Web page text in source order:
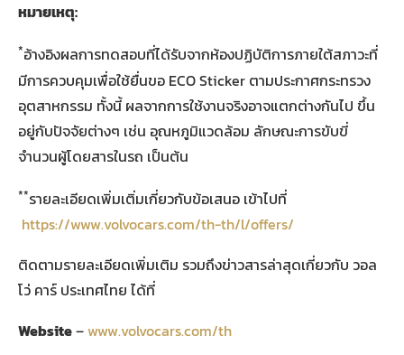
หมายเหตุ:
*อ้างอิงผลการทดสอบที่ได้รับจากห้องปฏิบัติการภายใต้สภาวะที่
มีการควบคุมเพื่อใช้ยื่นขอ ECO Sticker ตามประกาศกระทรวง
อุตสาหกรรม ทั้งนี้ ผลจากการใช้งานจริงอาจแตกต่างกันไป ขึ้น
อยู่กับปัจจัยต่างๆ เช่น อุณหภูมิแวดล้อม ลักษณะการขับขี่
จำนวนผู้โดยสารในรถ เป็นต้น
**รายละเอียดเพิ่มเติ่มเกี่ยวกับข้อเสนอ เข้าไปที่
https://www.volvocars.com/th-th/l/offers/
ติดตามรายละเอียดเพิ่มเติม รวมถึงข่าวสารล่าสุดเกี่ยวกับ วอล
โว่ คาร์ ประเทศไทย ได้ที่
Website–www.volvocars.com/th